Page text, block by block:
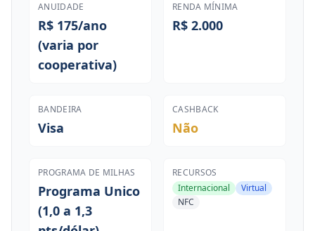
ANUIDADE
R$ 175/ano
(varia por
cooperativa)
RENDA MÍNIMA
R$ 2.000
BANDEIRA
Visa
CASHBACK
Não
PROGRAMA DE MILHAS
Programa Unico
(1,0 a 1,3
RECURSOS
Internacional
Virtual
NFC